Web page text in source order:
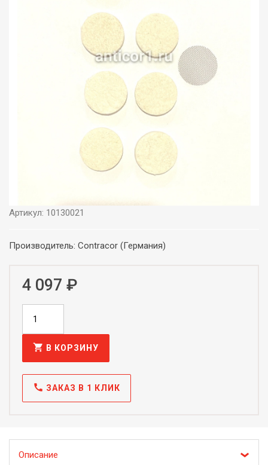
Артикул: 10130021
Производитель: Contracor (Германия)
4 097 ₽
shopping_cart В КОРЗИНУ
call ЗАКАЗ В 1 КЛИК
Описание